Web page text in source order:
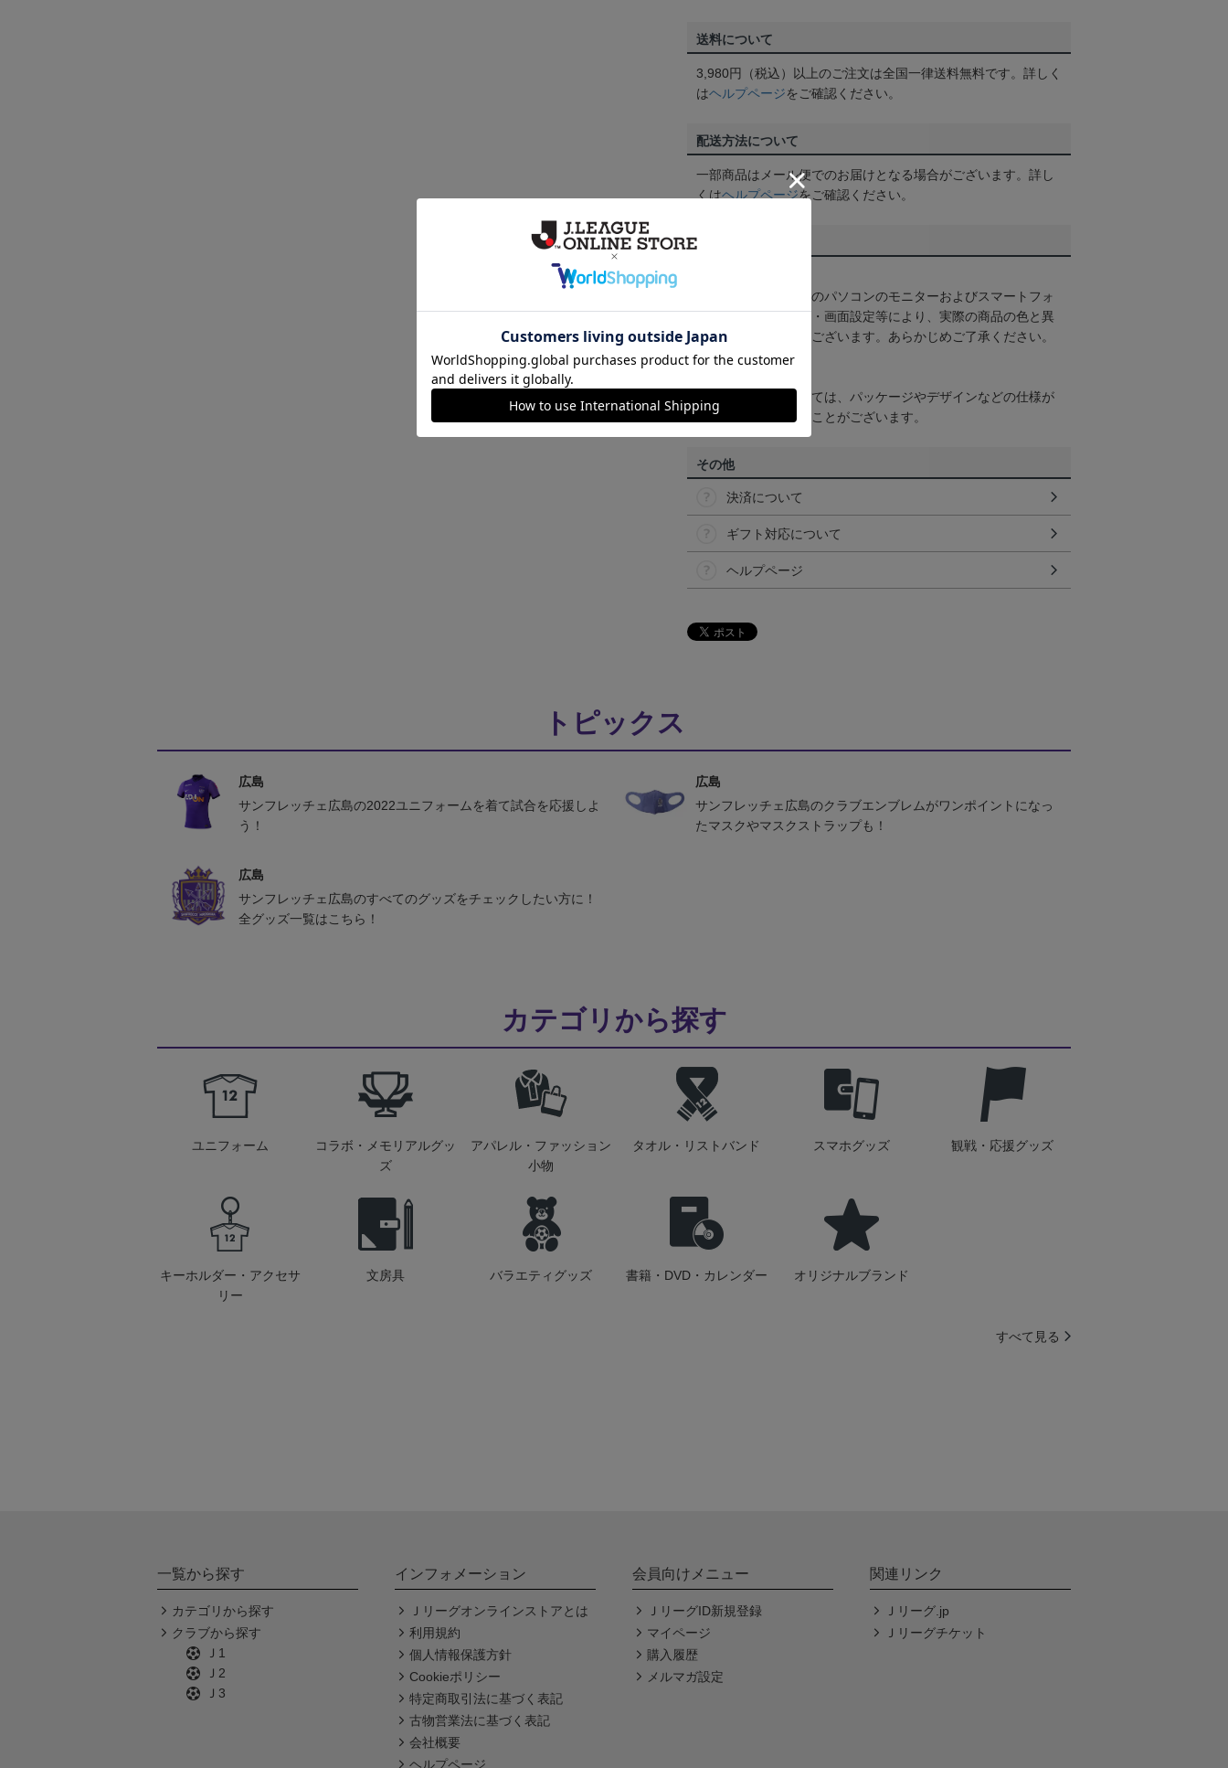
送料について
3,980円（税込）以上のご注文は全国一律送料無料です。詳しく
はヘルプページをご確認ください。
配送方法について
一部商品はメール便でのお届けとなる場合がございます。詳し
くはヘルプページをご確認ください。
商品について
商品画像は、お使いのパソコンのモニターおよびスマートフォ
ンのメーカー・機種・画面設定等により、実際の商品の色と異
なって見える場合がございます。あらかじめご了承ください。
取り扱い商品によっては、パッケージやデザインなどの仕様が
予告なく変更になることがございます。
その他
決済について
ギフト対応について
ヘルプページ
トピックス
広島
サンフレッチェ広島の2022ユニフォームを着て試合を応援しよ
う！
広島
サンフレッチェ広島のクラブエンブレムがワンポイントになっ
たマスクやマスクストラップも！
広島
サンフレッチェ広島のすべてのグッズをチェックしたい方に！
全グッズ一覧はこちら！
カテゴリから探す
ユニフォーム
コラボ・メモリアルグッ
ズ
アパレル・ファッション
小物
タオル・リストバンド スマホグッズ 観戦・応援グッズ
キーホルダー・アクセサ
リー
文房具 バラエティグッズ 書籍・DVD・カレンダー オリジナルブランド
すべて見る
一覧から探す
カテゴリから探す
クラブから探す
Ｊ1
Ｊ2
Ｊ3
インフォメーション
Ｊリーグオンラインストアとは
利用規約
個人情報保護方針
Cookieポリシー
特定商取引法に基づく表記
古物営業法に基づく表記
会社概要
ヘルプページ
会員向けメニュー
ＪリーグID新規登録
マイページ
購入履歴
メルマガ設定
関連リンク
Ｊリーグ.jp
Ｊリーグチケット